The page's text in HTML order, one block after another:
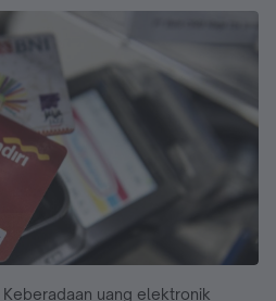
Keberadaan uang elektronik